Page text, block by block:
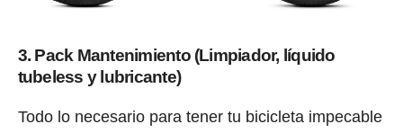
3. Pack Mantenimiento (Limpiador, líquido
tubeless y lubricante)
Todo lo necesario para tener tu bicicleta impecable